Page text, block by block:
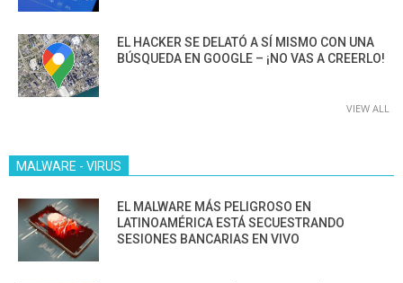
EL HACKER SE DELATÓ A SÍ MISMO CON UNA
BÚSQUEDA EN GOOGLE – ¡NO VAS A CREERLO!
VIEW ALL
MALWARE - VIRUS
EL MALWARE MÁS PELIGROSO EN
LATINOAMÉRICA ESTÁ SECUESTRANDO
SESIONES BANCARIAS EN VIVO